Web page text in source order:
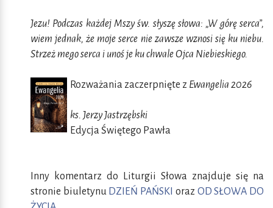
Jezu! Podczas każdej Mszy św. słyszę słowa: „W górę serca”,
wiem jednak, że moje serce nie zawsze wznosi się ku niebu.
Strzeż mego serca i unoś je ku chwale Ojca Niebieskiego.
Rozważania zaczerpnięte z Ewangelia 2026
ks. Jerzy Jastrzębski
Edycja Świętego Pawła
Inny komentarz do Liturgii Słowa znajduje się na
stronie biuletynu DZIEŃ PAŃSKI oraz OD SŁOWA DO